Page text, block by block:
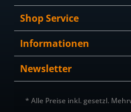
Shop Service
Informationen
Newsletter
* Alle Preise inkl. gesetzl.